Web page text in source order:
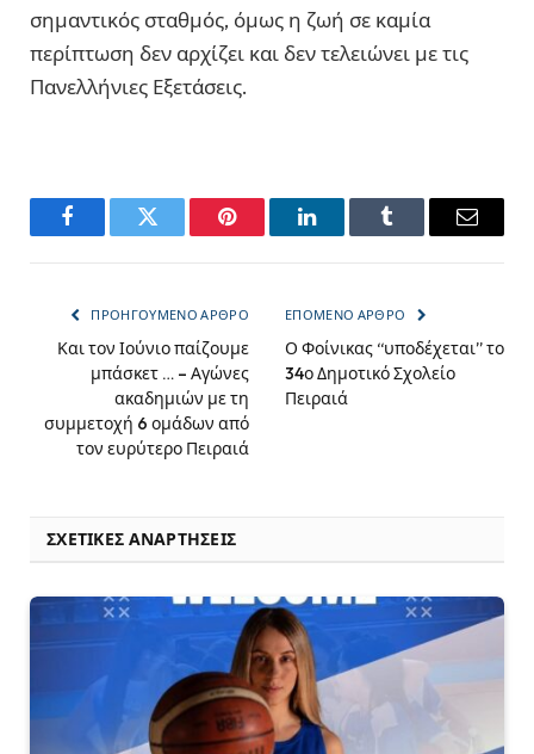
σημαντικός σταθμός, όμως η ζωή σε καμία
περίπτωση δεν αρχίζει και δεν τελειώνει με τις
Πανελλήνιες Εξετάσεις.
FacebookTwitter Pinterest LinkedInTumblr Email
ΠΡΟΗΓΟΎΜΕΝΟ ΆΡΘΡΟ
Και τον Ιούνιο παίζουμε
μπάσκετ … – Αγώνες
ακαδημιών με τη
συμμετοχή 6 ομάδων από
τον ευρύτερο Πειραιά
ΕΠΌΜΕΝΟ ΆΡΘΡΟ
Ο Φοίνικας “υποδέχεται” το
34ο Δημοτικό Σχολείο
Πειραιά
ΣΧΕΤΙΚΈΣ ΑΝΑΡΤΉΣΕΙΣ